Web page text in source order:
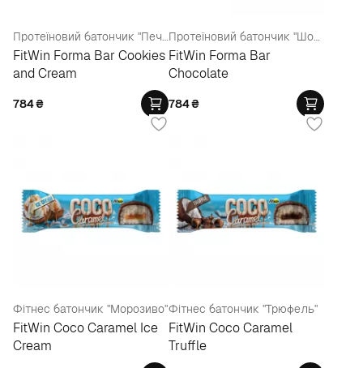
Протеїновий батончик "Печиво та крем"
FitWin Forma Bar Cookies
and Cream
784₴
Протеїновий батончик "Шоколад"
FitWin Forma Bar
Chocolate
784₴
Фітнес батончик "Морозиво"
FitWin Coco Caramel Ice
Cream
Фітнес батончик "Трюфель"
FitWin Coco Caramel
Truffle